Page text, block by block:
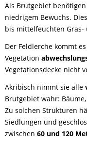
Als Brutgebiet
niedrigem Bewuchs.
bis mittelfeuchten
Der Feldlerche kommt
Vegetation
Vegetationsdecke nicht
Akribisch nimmt sie alle
Brutgebiet wahr:
Zu solchen Strukturen
Siedlungen und
zwischen 60 und 120